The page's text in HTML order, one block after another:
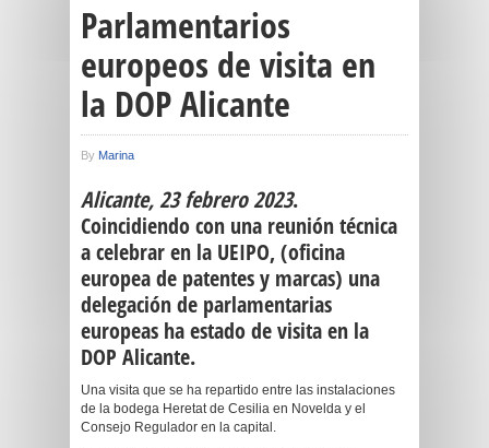
Parlamentarios
europeos de visita en
la DOP Alicante
By Marina
Alicante, 23 febrero 2023.
Coincidiendo con una reunión técnica
a celebrar en la UEIPO, (oficina
europea de patentes y marcas) una
delegación de parlamentarias
europeas ha estado de visita en la
DOP Alicante.
Una visita que se ha repartido entre las instalaciones
de la bodega Heretat de Cesilia en Novelda y el
Consejo Regulador en la capital.